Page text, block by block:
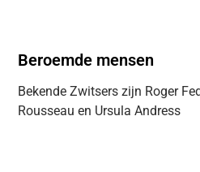
Beroemde mensen
Bekende Zwitsers zijn Roger
Rousseau en Ursula Andress